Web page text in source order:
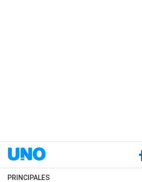
PRINCIPALES